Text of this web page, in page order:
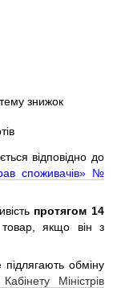
знижок
відповідно до
споживачів» №
протягом 14
якщо він з
обміну
Міністрів